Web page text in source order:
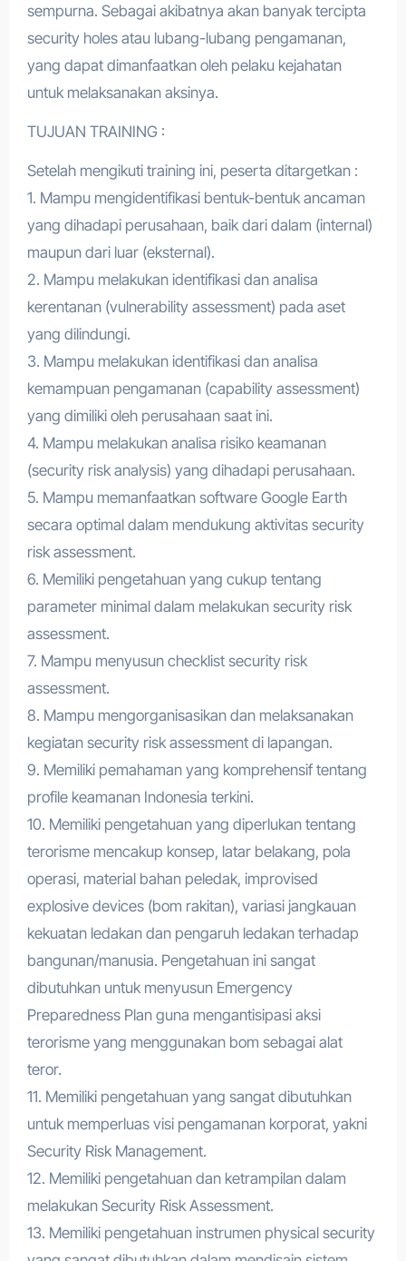
sempurna. Sebagai akibatnya akan banyak tercipta
security holes atau lubang-lubang pengamanan,
yang dapat dimanfaatkan oleh pelaku kejahatan
untuk melaksanakan aksinya.
TUJUAN TRAINING :
Setelah mengikuti training ini, peserta ditargetkan :
1. Mampu mengidentifikasi bentuk-bentuk ancaman
yang dihadapi perusahaan, baik dari dalam (internal)
maupun dari luar (eksternal).
2. Mampu melakukan identifikasi dan analisa
kerentanan (vulnerability assessment) pada aset
yang dilindungi.
3. Mampu melakukan identifikasi dan analisa
kemampuan pengamanan (capability assessment)
yang dimiliki oleh perusahaan saat ini.
4. Mampu melakukan analisa risiko keamanan
(security risk analysis) yang dihadapi perusahaan.
5. Mampu memanfaatkan software Google Earth
secara optimal dalam mendukung aktivitas security
risk assessment.
6. Memiliki pengetahuan yang cukup tentang
parameter minimal dalam melakukan security risk
assessment.
7. Mampu menyusun checklist security risk
assessment.
8. Mampu mengorganisasikan dan melaksanakan
kegiatan security risk assessment di lapangan.
9. Memiliki pemahaman yang komprehensif tentang
profile keamanan Indonesia terkini.
10. Memiliki pengetahuan yang diperlukan tentang
terorisme mencakup konsep, latar belakang, pola
operasi, material bahan peledak, improvised
explosive devices (bom rakitan), variasi jangkauan
kekuatan ledakan dan pengaruh ledakan terhadap
bangunan/manusia. Pengetahuan ini sangat
dibutuhkan untuk menyusun Emergency
Preparedness Plan guna mengantisipasi aksi
terorisme yang menggunakan bom sebagai alat
teror.
11. Memiliki pengetahuan yang sangat dibutuhkan
untuk memperluas visi pengamanan korporat, yakni
Security Risk Management.
12. Memiliki pengetahuan dan ketrampilan dalam
melakukan Security Risk Assessment.
13. Memiliki pengetahuan instrumen physical security